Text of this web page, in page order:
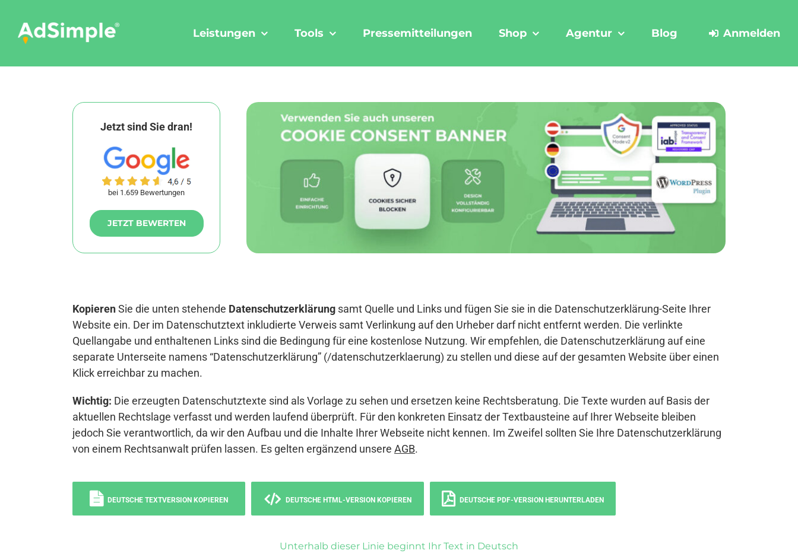
content
Leistungen Tools Pressemitteilungen Shop Agentur Blog Anmelden
Jetzt sind Sie dran!
bei 1.659 Bewertungen
JETZT BEWERTEN
KopierenSie die unten stehende Datenschutzerklärung samt Quelle und Links und fügen Sie sie in die Datenschutzerklärung-Seite Ihrer
Website ein. Der im Datenschutztext inkludierte Verweis samt Verlinkung auf den Urheber darf nicht entfernt werden. Die verlinkte
Quellangabe und enthaltenen Links sind die Bedingung für eine kostenlose Nutzung. Wir empfehlen, die Datenschutzerklärung auf eine
separate Unterseite namens “Datenschutzerklärung” (/datenschutzerklaerung) zu stellen und diese auf der gesamten Website über einen
Klick erreichbar zu machen.
Wichtig: Die erzeugten Datenschutztexte sind als Vorlage zu sehen und ersetzen keine Rechtsberatung. Die Texte wurden auf Basis der
aktuellen Rechtslage verfasst und werden laufend überprüft. Für den konkreten Einsatz der Textbausteine auf Ihrer Webseite bleiben
jedoch Sie verantwortlich, da wir den Aufbau und die Inhalte Ihrer Webseite nicht kennen. Im Zweifel sollten Sie Ihre Datenschutzerklärung
von einem Rechtsanwalt prüfen lassen. Es gelten ergänzend unsere AGB.
DEUTSCHE TEXTVERSION KOPIEREN DEUTSCHE HTML-VERSION KOPIEREN DEUTSCHE PDF-VERSION HERUNTERLADEN
Unterhalb dieser Linie beginnt Ihr Text in Deutsch